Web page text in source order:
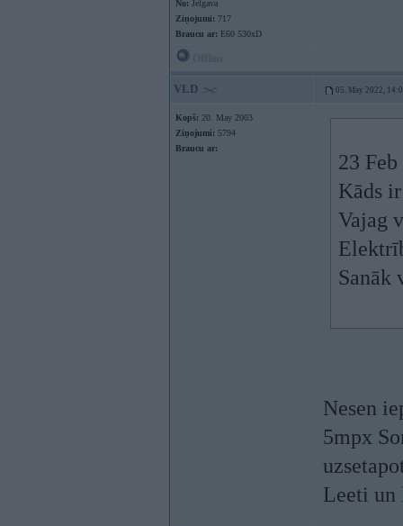
No: Jelgava
Ziņojumi: 717
Braucu ar: E60 530xD
VLD 05. May 2022,
Kopš: 20. May 2003
Ziņojumi: 5794
Braucu ar:
23
Kāds
Vajag
Sanāk
Nesen
5mpx
Leeti un